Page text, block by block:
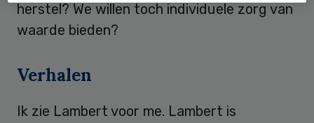
herstel? We willen toch individuele zorg van
waarde bieden?
Verhalen
Ik zie Lambert voor me. Lambert is